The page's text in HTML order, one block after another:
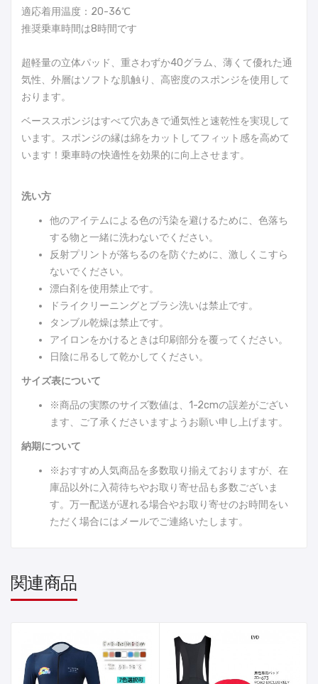
適応着用温度：20-36℃
推奨乗車時間は8時間です
超軽量の立体パッド、重さわずか40グラム、薄くて優れた通
気性、外層はソフトな肌触り、高密度のスポンジを使用して
おります。
ベーススポンジはすべて穴あきで通気性と速乾性を実現して
います。スポンジの縁は綿をカットしてフィット感を高めて
います！乗車時の快適性を効果的に向上させます。
洗い方
他のアイテムによる色の汚染を避けるために、色落ち
する物と一緒に洗わないでください。
反射プリントが落ちるのを防ぐために、激しくこすら
ないでください。
漂白剤を使用禁止です。
ドライクリーニングとブラシ洗いは禁止です。
タンブル乾燥は禁止です。
アイロンをかけるときは印刷部分を覆ってください。
日陰に吊るして乾かしてください。
サイズ表について
※商品の実際のサイズ数値は、1-2cmの誤差がござい
ます、ご了承くださいますようお願い申し上げます。
納期について
※おすすめ人気商品を多数取り揃えておりますが、在
庫品以外に入荷待ちやお取り寄せ品も多数ございま
す。万一配送が遅れる場合やお取り寄せのお時間をい
ただく場合にはメールでご連絡いたします。
関連商品